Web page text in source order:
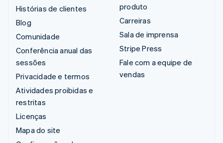
Histórias de clientes
Blog
Comunidade
Conferência anual das
sessões
Privacidade e termos
Atividades proibidas e
restritas
Licenças
Mapa do site
produto
Carreiras
Sala de imprensa
Stripe Press
Fale com a equipe de
vendas